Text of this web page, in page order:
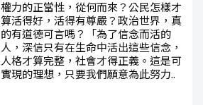
權力的正當性，從何而來？公民怎樣才
算活得好，活得有尊嚴？政治世界，真
的有道德可言嗎？「為了信念而活的
人，深信只有在生命中活出這些信念，
人格才算完整，社會才得正義。這是可
實現的理想，只要我們願意為此努力..